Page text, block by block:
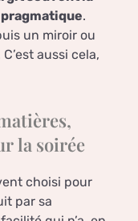
.
un miroir ou
aussi cela,
la soirée
choisi pour
par sa